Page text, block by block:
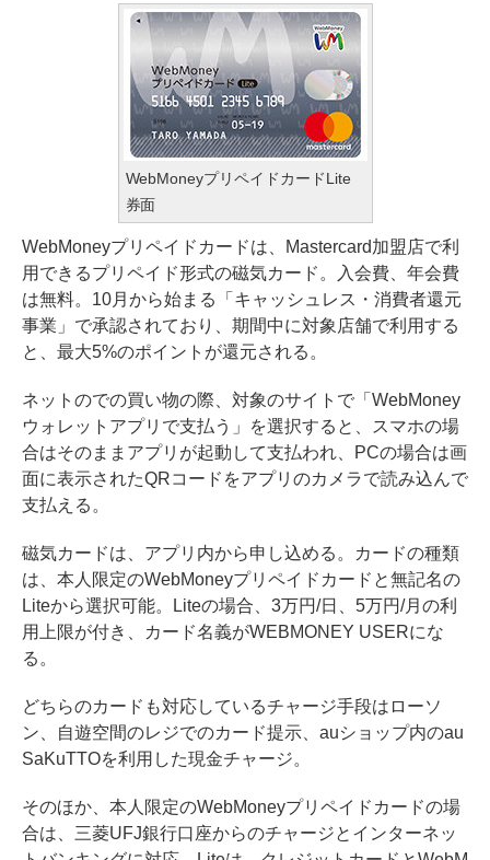
WebMoneyプリペイドカードLite
券面
WebMoneyプリペイドカードは、Mastercard加盟店で利
用できるプリペイド形式の磁気カード。入会費、年会費
は無料。10月から始まる「キャッシュレス・消費者還元
事業」で承認されており、期間中に対象店舗で利用する
と、最大5%のポイントが還元される。
ネットのでの買い物の際、対象のサイトで「WebMoney
ウォレットアプリで支払う」を選択すると、スマホの場
合はそのままアプリが起動して支払われ、PCの場合は画
面に表示されたQRコードをアプリのカメラで読み込んで
支払える。
磁気カードは、アプリ内から申し込める。カードの種類
は、本人限定のWebMoneyプリペイドカードと無記名の
Liteから選択可能。Liteの場合、3万円/日、5万円/月の利
用上限が付き、カード名義がWEBMONEY USERにな
る。
どちらのカードも対応しているチャージ手段はローソ
ン、自遊空間のレジでのカード提示、auショップ内のau
SaKuTTOを利用した現金チャージ。
そのほか、本人限定のWebMoneyプリペイドカードの場
合は、三菱UFJ銀行口座からのチャージとインターネッ